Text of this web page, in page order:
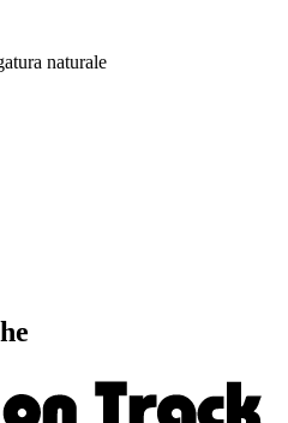
naturale